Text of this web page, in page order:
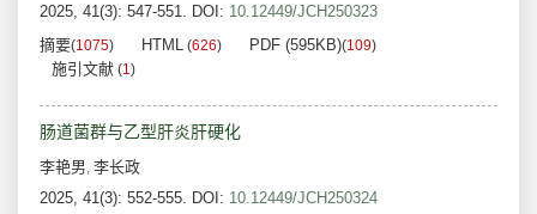
2025, 41(3): 547-551. DOI: 10.12449/JCH250323
摘要(1075) HTML (626) PDF (595KB)(109)
施引文献 (1)
肠道菌群与乙型肝炎肝硬化
李艳男, 李长政
2025, 41(3): 552-555. DOI: 10.12449/JCH250324